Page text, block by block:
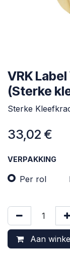
VRK
(Sterke
Sterke
33,02 €
VERPAKKING
Per rol
Aan